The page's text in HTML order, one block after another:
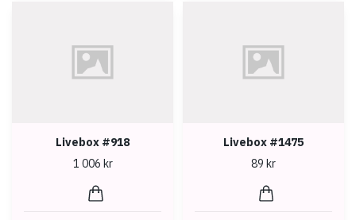
Livebox #918
1 006 kr
Livebox #1475
89 kr